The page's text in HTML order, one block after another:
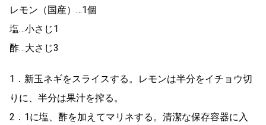
レモン（国産）…1個
塩…小さじ1
酢…大さじ3
1．新玉ネギをスライスする。レモンは半分をイチョウ切
りに、半分は果汁を搾る。
2．1に塩、酢を加えてマリネする。清潔な保存容器に入